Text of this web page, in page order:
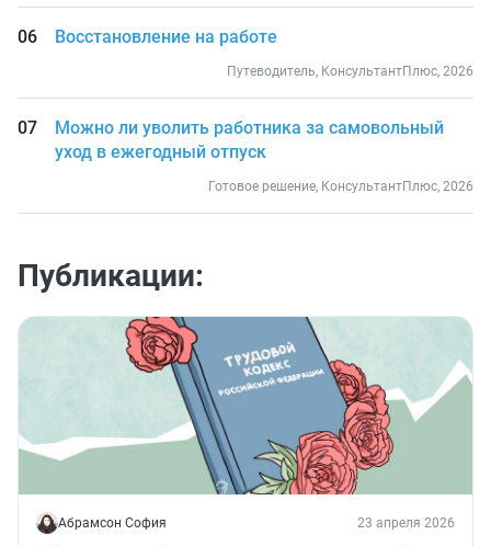
Восстановление на работе
Путеводитель, КонсультантПлюс, 2026
Можно ли уволить работника за самовольный
уход в ежегодный отпуск
Готовое решение, КонсультантПлюс, 2026
Публикации:
Абрамсон София 23 апреля 2026